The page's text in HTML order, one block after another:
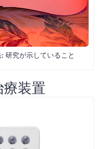
研究が示していること
装置